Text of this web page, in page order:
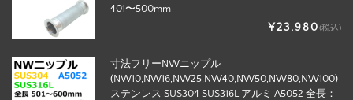
401〜500mm
¥23,980(税込)
寸法フリーNWニップル
(NW10,NW16,NW25,NW40,NW50,NW80,NW100)
ステンレス SUS304 SUS316L アルミ A5052 全長：